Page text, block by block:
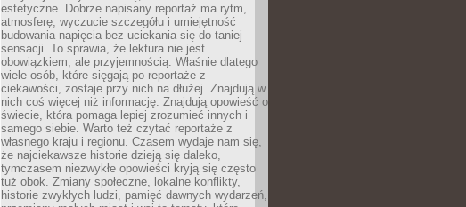
estetyczne. Dobrze napisany reportaż ma rytm,
atmosferę, wyczucie szczegółu i umiejętność
budowania napięcia bez uciekania się do taniej
sensacji. To sprawia, że lektura nie jest
obowiązkiem, ale przyjemnością. Właśnie dlatego
wiele osób, które sięgają po reportaże z
ciekawości, zostaje przy nich na dłużej. Znajdują w
nich coś więcej niż informację. Znajdują opowieść o
świecie, która pomaga lepiej zrozumieć innych i
samego siebie. Warto też czytać reportaże z
własnego kraju i regionu. Czasem wydaje nam się,
że najciekawsze historie dzieją się daleko,
tymczasem niezwykłe opowieści kryją się często
tuż obok. Zmiany społeczne, lokalne konflikty,
historie zwykłych ludzi, pamięć dawnych wydarzeń,